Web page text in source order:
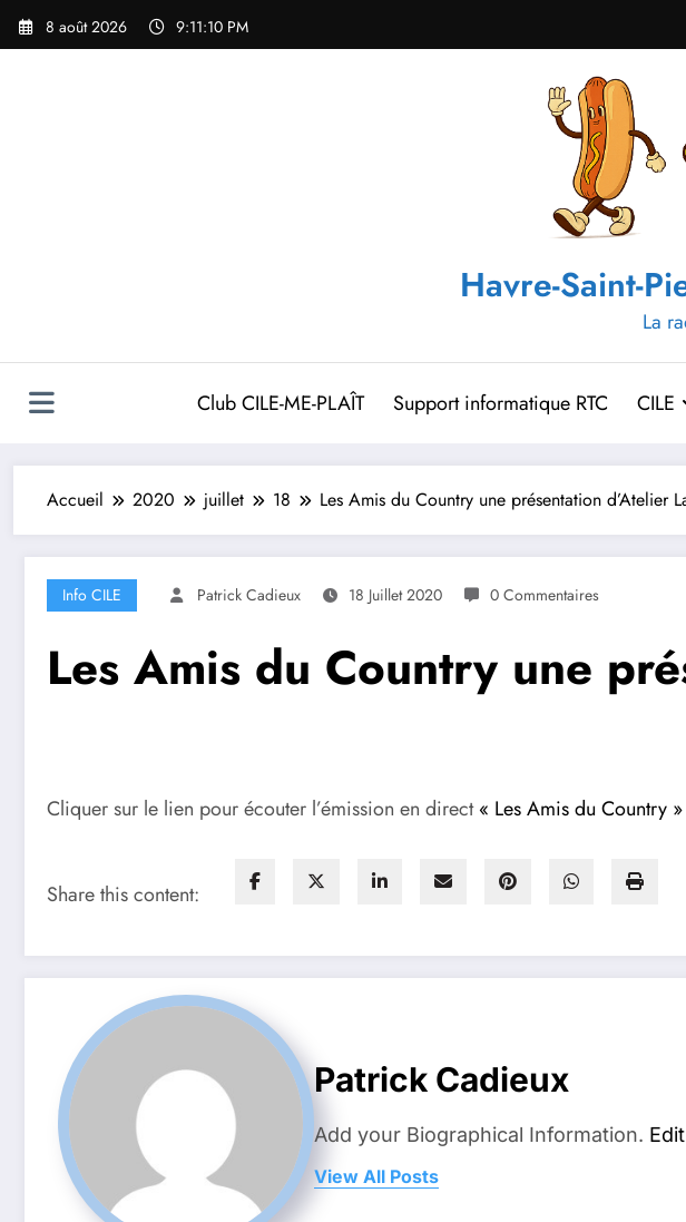
Aller
8 août 2026 9:11:11 PM
Havre-Saint-
La
Club CILE-ME-PLAÎT Support informatique RTC CILE
Accueil 2020 juillet 18 Les Amis du Country une présentation d’Atelier
Info CILE Patrick Cadieux 18 Juillet 2020 0 Commentaires
Les Amis du Country une
Cliquer sur le lien pour écouter l’émission en direct« Les Amis du Country »
Share this content:
Patrick Cadieux
Add your Biographical Information.
View All Posts